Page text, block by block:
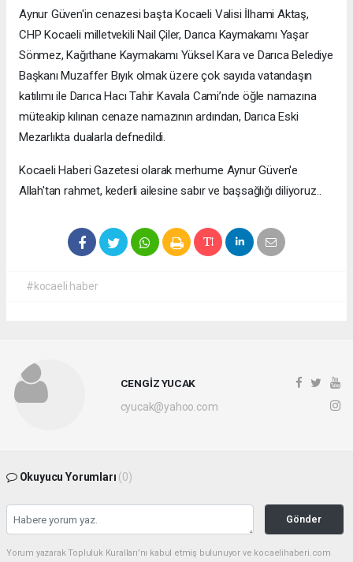
Aynur Güven'in cenazesi başta Kocaeli Valisi İlhami Aktaş,
CHP Kocaeli milletvekili Nail Çiler, Darıca Kaymakamı Yaşar
Sönmez, Kağıthane Kaymakamı Yüksel Kara ve Darıca Belediye
Başkanı Muzaffer Bıyık olmak üzere çok sayıda vatandaşın
katılımı ile Darıca Hacı Tahir Kavala Cami’nde öğle namazına
müteakip kılınan cenaze namazının ardından, Darıca Eski
Mezarlıkta dualarla defnedildi.
Kocaeli Haberi Gazetesi olarak merhume Aynur Güven'e
Allah'tan rahmet, kederli ailesine sabır ve başsağlığı diliyoruz..
#kocaeli haber
CENGİZ YUCAK
cyucak@yahoo.com
Okuyucu Yorumları (0)
Gönder
Yorum yazarak Topluluk Kuralları’nı kabul etmiş bulunuyor ve kocaelihaberi.com